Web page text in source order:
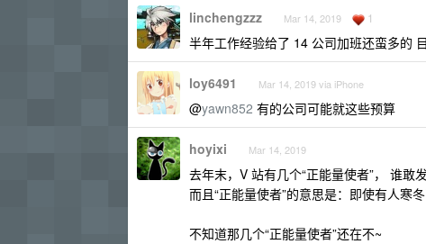
linchengzzz Mar 14, 2019 1
半年工作经验给了 14 公司加班还蛮多的
loy6491 Mar 14, 2019 via iPhone
@yawn852 有的公司可能就这些预算
hoyixi Mar 14, 2019
去年末，V 站有几个“正能量使者”， 谁敢
而且“正能量使者”的意思是：即使有人寒
不知道那几个“正能量使者”还在不~